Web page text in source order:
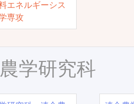
エネルギーシス
専攻
学研究科